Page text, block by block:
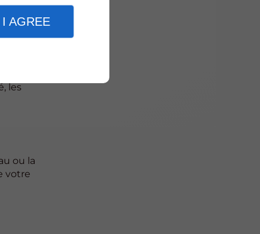
I AGREE
les
ou la
votre